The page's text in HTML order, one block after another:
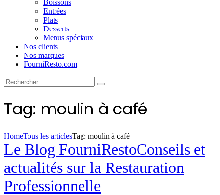
Boissons
Entrées
Plats
Desserts
Menus spéciaux
Nos clients
Nos marques
FourniResto.com
Tag: moulin à café
HomeTous les articlesTag: moulin à café
Le Blog FourniRestoConseils et
actualités sur la Restauration
Professionnelle